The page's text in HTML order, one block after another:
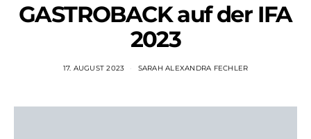
GASTROBACK auf der IFA
2023
17. AUGUST 2023 SARAH ALEXANDRA FECHLER